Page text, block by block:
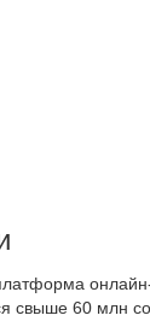
онлайн-
свыше 60 млн